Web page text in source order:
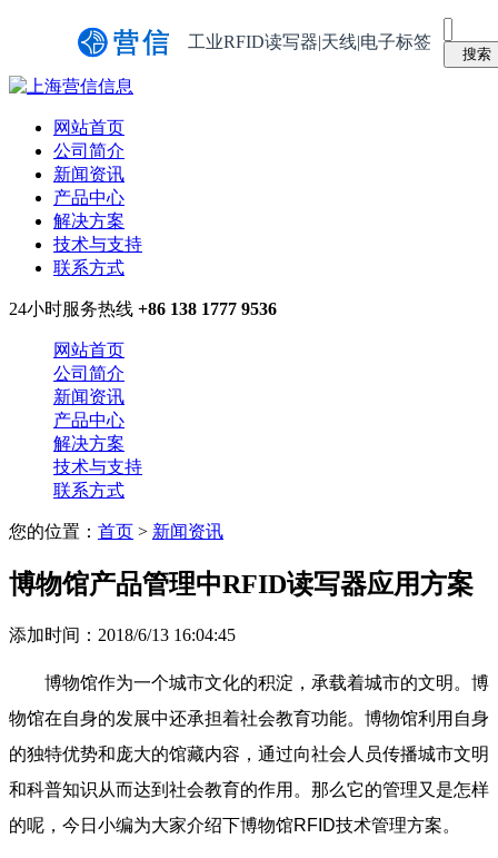
工业RFID读写器|天线|电子标签
网站首页
公司简介
新闻资讯
产品中心
解决方案
技术与支持
联系方式
24小时服务热线 +86 138 1777 9536
网站首页
公司简介
新闻资讯
产品中心
解决方案
技术与支持
联系方式
您的位置： 首页 > 新闻资讯
博物馆产品管理中RFID读写器应用方案
添加时间：2018/6/13 16:04:45
博物馆作为一个城市文化的积淀，承载着城市的文明。博
物馆在自身的发展中还承担着社会教育功能。博物馆利用自身
的独特优势和庞大的馆藏内容，通过向社会人员传播城市文明
和科普知识从而达到社会教育的作用。那么它的管理又是怎样
的呢，今日小编为大家介绍下博物馆RFID技术管理方案。